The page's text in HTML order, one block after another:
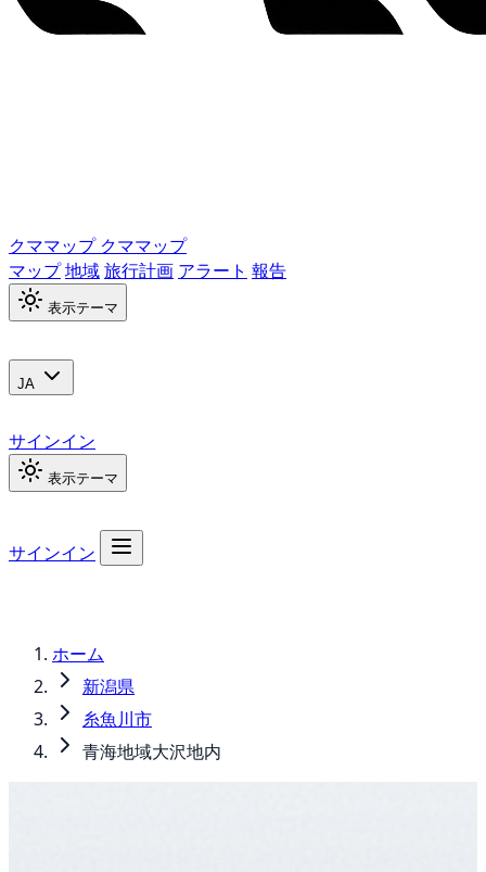
クママップ クママップ
マップ地域旅行計画 アラート 報告
表示テーマ
JA
サインイン
表示テーマ
サインイン
ホーム
新潟県
糸魚川市
青海地域大沢地内